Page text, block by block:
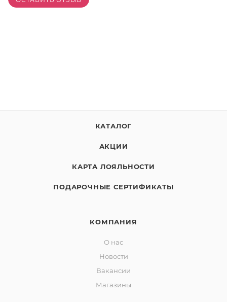
КАТАЛОГ
АКЦИИ
КАРТА ЛОЯЛЬНОСТИ
ПОДАРОЧНЫЕ СЕРТИФИКАТЫ
КОМПАНИЯ
О нас
Новости
Вакансии
Магазины